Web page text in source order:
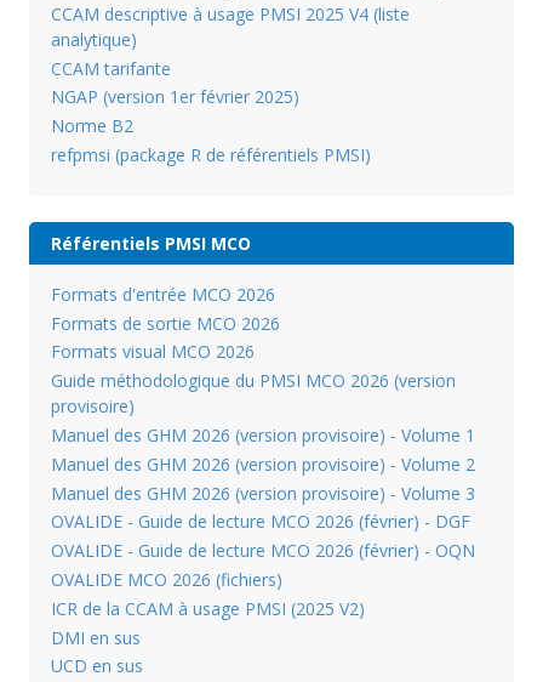
CCAM descriptive à usage PMSI 2025 V4 (liste
analytique)
CCAM tarifante
NGAP (version 1er février 2025)
Norme B2
refpmsi (package R de référentiels PMSI)
Référentiels PMSI MCO
Formats d'entrée MCO 2026
Formats de sortie MCO 2026
Formats visual MCO 2026
Guide méthodologique du PMSI MCO 2026 (version
provisoire)
Manuel des GHM 2026 (version provisoire) - Volume 1
Manuel des GHM 2026 (version provisoire) - Volume 2
Manuel des GHM 2026 (version provisoire) - Volume 3
OVALIDE - Guide de lecture MCO 2026 (février) - DGF
OVALIDE - Guide de lecture MCO 2026 (février) - OQN
OVALIDE MCO 2026 (fichiers)
ICR de la CCAM à usage PMSI (2025 V2)
DMI en sus
UCD en sus